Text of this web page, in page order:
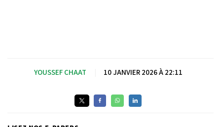
YOUSSEF CHAAT 10 JANVIER 2026 À 22:11